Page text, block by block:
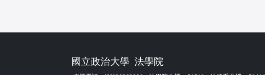
國立政治大學 法學院